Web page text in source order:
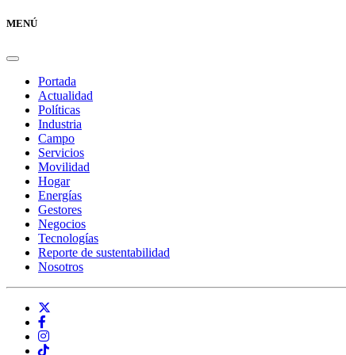
MENÚ
Portada
Actualidad
Políticas
Industria
Campo
Servicios
Movilidad
Hogar
Energías
Gestores
Negocios
Tecnologías
Reporte de sustentabilidad
Nosotros